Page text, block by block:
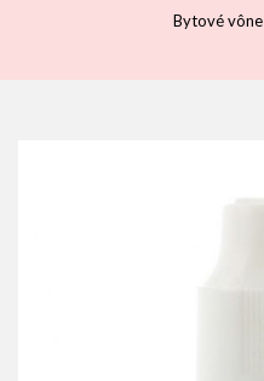
Bytové vône